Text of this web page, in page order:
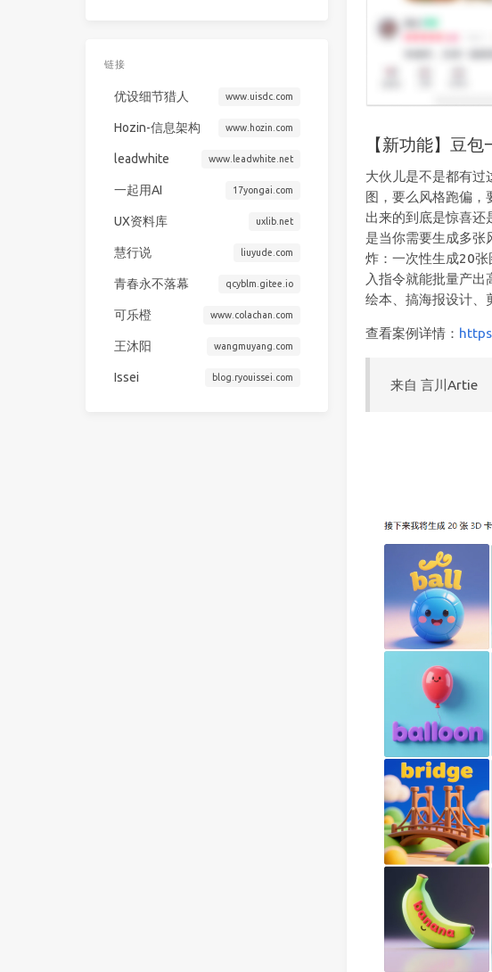
【新功能】豆
大伙儿是不是都有过
图，要么风格跑偏，
出来的到底是惊喜还
是当你需要生成多张
炸：一次性生成20
入指令就能批量产
绘本、搞海报设计、
查看案例详情：
来自 言川Artie
链接
优设细节猎人 www.uisdc.com
Hozin-信息架构 www.hozin.com
leadwhite www.leadwhite.net
一起用AI 17yongai.com
UX资料库 uxlib.net
慧行说 liuyude.com
青春永不落幕 qcyblm.gitee.io
可乐橙 www.colachan.com
王沐阳 wangmuyang.com
Issei blog.ryouissei.com